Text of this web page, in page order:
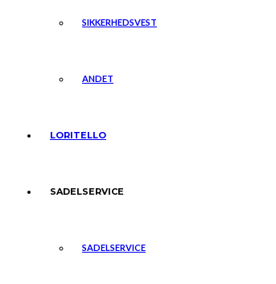
SIKKERHEDSVEST
ANDET
LORITELLO
SADELSERVICE
SADELSERVICE